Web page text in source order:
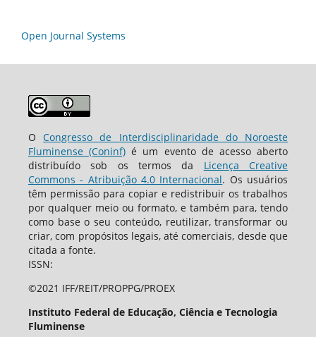
Open Journal Systems
OCongresso de Interdisciplinaridade do Noroeste
Fluminense (Coninf) é um evento de acesso aberto
distribuído sob os termos da Licença Creative
Commons - Atribuição 4.0 Internacional. Os usuários
têm permissão para copiar e redistribuir os trabalhos
por qualquer meio ou formato, e também para, tendo
como base o seu conteúdo, reutilizar, transformar ou
criar, com propósitos legais, até comerciais, desde que
citada a fonte.
ISSN:
©2021 IFF/REIT/PROPPG/PROEX
Instituto Federal de Educação, Ciência e Tecnologia
Fluminense